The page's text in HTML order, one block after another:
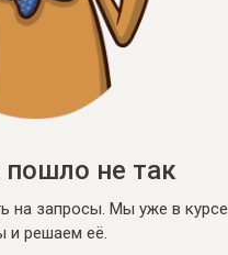
пошло не так
на запросы. Мы уже в курсе
и решаем её.